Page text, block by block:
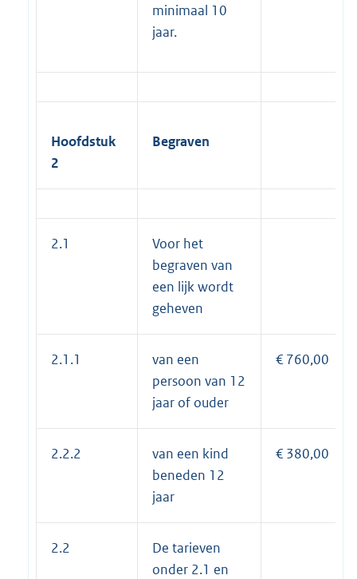
minimaal 10
jaar.
Hoofdstuk
2
Begraven
2.1
Voor het
begraven van
een lijk wordt
geheven
2.1.1
van een
persoon van 12
jaar of ouder
€ 760,00
2.2.2
van een kind
beneden 12
jaar
€ 380,00
2.2
De tarieven
onder 2.1 en